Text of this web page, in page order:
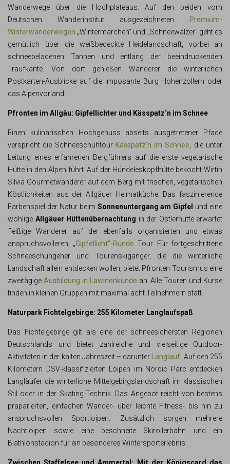
Wanderwege über die Hochplateaus. Auf den beiden vom
Deutschen Wanderinstitut ausgezeichneten
Premium-
Winterwanderwegen „Wintermärchen“ und „Schneewalzer“ geht es
gemütlich über die weißbedeckte Heidelandschaft, vorbei an
schneebeladenen Tannen und entlang der beeindruckenden
Traufkante. Von dort genießen Wanderer die winterlichen
Postkarten-Ausblicke auf die imposante Burg Hohenzollern oder
das Alpenvorland.
Pfronten im Allgäu: Gipfellichter und Kässpatz‘n im Schnee
Einen kulinarischen Hochgenuss abseits ausgetretener Pfade
verspricht die Schneeschuhtour Kässpatz’n im Schnee, die unter
Leitung eines erfahrenen Bergführers auf die erste vegetarische
Hütte in den Alpen führt. Auf der Hündeleskopfhütte bekocht Wirtin
Silvia Gourmetwanderer auf dem Berg mit frischen, vegetarischen
Köstlichkeiten aus der Allgäuer Heimatküche. Das faszinierende
Farbenspiel der Natur beim Sonnenuntergang am Gipfel und eine
wohlige Allgäuer Hüttenübernachtung in der Ostlerhütte erwartet
fleißige Wanderer auf der ebenfalls organisierten und etwas
anspruchsvolleren, „Gipfellicht“-Runde Tour. Für fortgeschrittene
Schneeschuhgeher und Tourenskigänger, die die winterliche
Landschaft allein entdecken wollen, bietet Pfronten Tourismus eine
zweitägige Ausbildung in Lawinenkunde an. Alle Touren und Kurse
finden in kleinen Gruppen mit maximal acht Teilnehmern statt.
Naturpark Fichtelgebirge: 255 Kilometer Langlaufspaß
Das Fichtelgebirge gilt als eine der schneesichersten Regionen
Deutschlands und bietet zahlreiche und vielseitige Outdoor-
Aktivitäten in der kalten Jahreszeit – darunter Langlauf. Auf den 255
Kilometern DSV-klassifizierten Loipen im Nordic Parc entdecken
Langläufer die winterliche Mittelgebirgslandschaft im klassischen
Stil oder in der Skating-Technik. Das Angebot reicht von bestens
präparierten, einfachen Wander- über leichte Fitness- bis hin zu
anspruchsvollen Sportloipen. Zusätzlich sorgen mehrere
Nachtloipen sowie eine beschneite Skirollerbahn und ein
Biathlonstadion für ein besonderes Wintersporterlebnis.